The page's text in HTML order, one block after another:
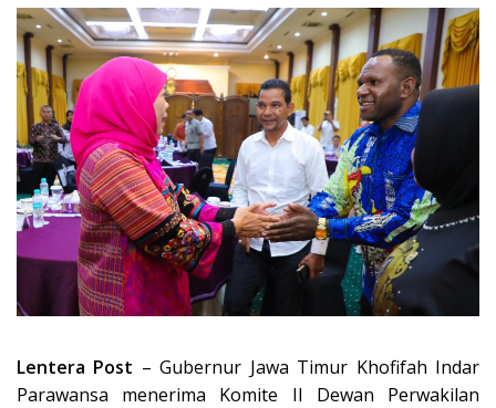
Lentera Post – Gubernur Jawa Timur Khofifah Indar
Parawansa menerima Komite II Dewan Perwakilan